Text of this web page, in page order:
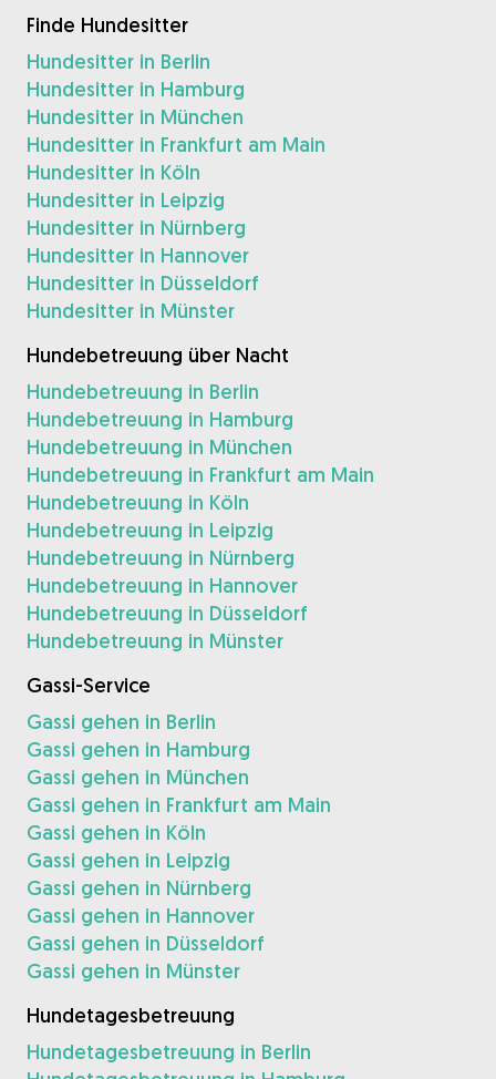
Finde Hundesitter
Hundesitter in Berlin
Hundesitter in Hamburg
Hundesitter in München
Hundesitter in Frankfurt am Main
Hundesitter in Köln
Hundesitter in Leipzig
Hundesitter in Nürnberg
Hundesitter in Hannover
Hundesitter in Düsseldorf
Hundesitter in Münster
Hundebetreuung über Nacht
Hundebetreuung in Berlin
Hundebetreuung in Hamburg
Hundebetreuung in München
Hundebetreuung in Frankfurt am Main
Hundebetreuung in Köln
Hundebetreuung in Leipzig
Hundebetreuung in Nürnberg
Hundebetreuung in Hannover
Hundebetreuung in Düsseldorf
Hundebetreuung in Münster
Gassi-Service
Gassi gehen in Berlin
Gassi gehen in Hamburg
Gassi gehen in München
Gassi gehen in Frankfurt am Main
Gassi gehen in Köln
Gassi gehen in Leipzig
Gassi gehen in Nürnberg
Gassi gehen in Hannover
Gassi gehen in Düsseldorf
Gassi gehen in Münster
Hundetagesbetreuung
Hundetagesbetreuung in Berlin